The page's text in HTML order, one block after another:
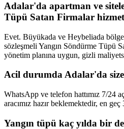
Adalar'da apartman ve
Tüpü Satan Firmalar
Evet. Büyükada ve Heybeliada
sözleşmeli Yangın Söndürme Tüpü
yönetim planına uygun, gizli
Acil durumda Adalar'da
WhatsApp ve telefon hattımız 7/24
aracımız hazır beklemektedir, en
Yangın tüpü kaç yılda bir